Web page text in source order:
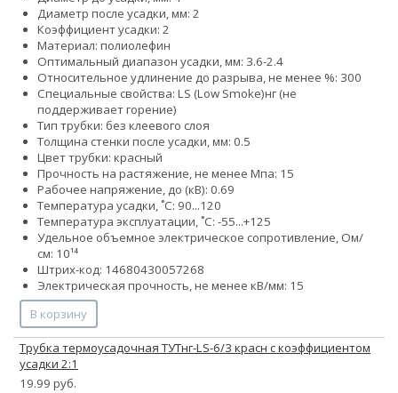
Диаметр после усадки, мм: 2
Коэффициент усадки: 2
Материал: полиолефин
Оптимальный диапазон усадки, мм: 3.6-2.4
Относительное удлинение до разрыва, не менее %: 300
Специальные свойства: LS (Low Smoke)нг (не
поддерживает горение)
Тип трубки: без клеевого слоя
Толщина стенки после усадки, мм: 0.5
Цвет трубки: красный
Прочность на растяжение, не менее Мпа: 15
Рабочее напряжение, до (кВ): 0.69
Температура усадки, ˚С: 90...120
Температура эксплуатации, ˚С: -55...+125
Удельное объемное электрическое сопротивление, Ом/
см: 10¹⁴
Штрих-код: 14680430057268
Электрическая прочность, не менее кВ/мм: 15
В корзину
Трубка термоусадочная ТУТнг-LS-6/3 красн с коэффициентом
усадки 2:1
19.99 руб.